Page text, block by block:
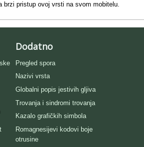
brzi pristup ovoj vrsti na svom mobitelu.
Dodatno
Pregled spora
Nazivi vrsta
Globalni popis jestivih gljiva
Trovanja i sindromi trovanja
Kazalo grafičkih simbola
Romagnesijevi kodovi boje
otrusine